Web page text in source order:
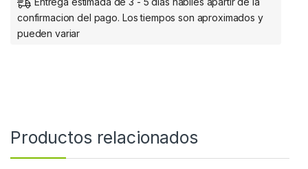
confirmacion del pago. Los tiempos son aproximados y
pueden variar
Productos relacionados